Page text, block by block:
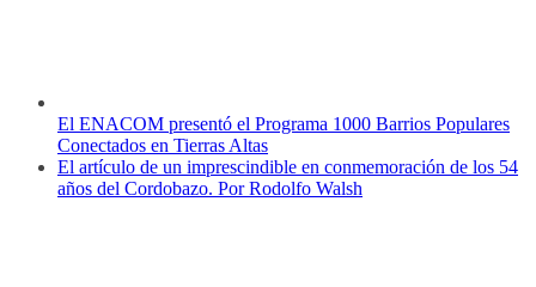
El ENACOM presentó el Programa 1000 Barrios Populares
Conectados en Tierras Altas
El artículo de un imprescindible en conmemoración de los 54
años del Cordobazo. Por Rodolfo Walsh